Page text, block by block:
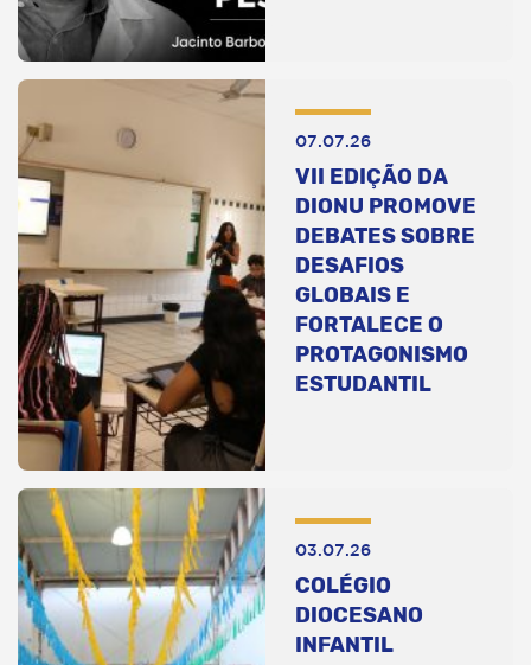
07.07.26
VII EDIÇÃO DA
DIONU PROMOVE
DEBATES SOBRE
DESAFIOS
GLOBAIS E
FORTALECE O
PROTAGONISMO
ESTUDANTIL
03.07.26
COLÉGIO
DIOCESANO
INFANTIL